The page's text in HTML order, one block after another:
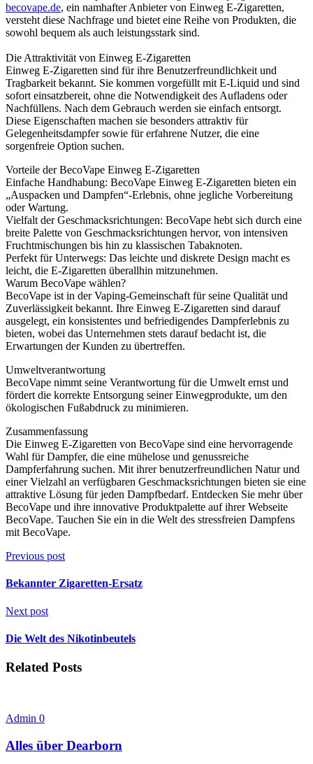
becovape.de, ein namhafter Anbieter von Einweg E-Zigaretten,
versteht diese Nachfrage und bietet eine Reihe von Produkten, die
sowohl bequem als auch leistungsstark sind.
Die Attraktivität von Einweg E-Zigaretten
Einweg E-Zigaretten sind für ihre Benutzerfreundlichkeit und
Tragbarkeit bekannt. Sie kommen vorgefüllt mit E-Liquid und sind
sofort einsatzbereit, ohne die Notwendigkeit des Aufladens oder
Nachfüllens. Nach dem Gebrauch werden sie einfach entsorgt.
Diese Eigenschaften machen sie besonders attraktiv für
Gelegenheitsdampfer sowie für erfahrene Nutzer, die eine
sorgenfreie Option suchen.
Vorteile der BecoVape Einweg E-Zigaretten
Einfache Handhabung: BecoVape Einweg E-Zigaretten bieten ein
„Auspacken und Dampfen“-Erlebnis, ohne jegliche Vorbereitung
oder Wartung.
Vielfalt der Geschmacksrichtungen: BecoVape hebt sich durch eine
breite Palette von Geschmacksrichtungen hervor, von intensiven
Fruchtmischungen bis hin zu klassischen Tabaknoten.
Perfekt für Unterwegs: Das leichte und diskrete Design macht es
leicht, die E-Zigaretten überallhin mitzunehmen.
Warum BecoVape wählen?
BecoVape ist in der Vaping-Gemeinschaft für seine Qualität und
Zuverlässigkeit bekannt. Ihre Einweg E-Zigaretten sind darauf
ausgelegt, ein konsistentes und befriedigendes Dampferlebnis zu
bieten, wobei das Unternehmen stets darauf bedacht ist, die
Erwartungen der Kunden zu übertreffen.
Umweltverantwortung
BecoVape nimmt seine Verantwortung für die Umwelt ernst und
fördert die korrekte Entsorgung seiner Einwegprodukte, um den
ökologischen Fußabdruck zu minimieren.
Zusammenfassung
Die Einweg E-Zigaretten von BecoVape sind eine hervorragende
Wahl für Dampfer, die eine mühelose und genussreiche
Dampferfahrung suchen. Mit ihrer benutzerfreundlichen Natur und
einer Vielzahl an verfügbaren Geschmacksrichtungen bieten sie eine
attraktive Lösung für jeden Dampfbedarf. Entdecken Sie mehr über
BecoVape und ihre innovative Produktpalette auf ihrer Webseite
BecoVape. Tauchen Sie ein in die Welt des stressfreien Dampfens
mit BecoVape.
Previous post
Bekannter Zigaretten-Ersatz
Next post
Die Welt des Nikotinbeutels
Related Posts
Admin 0
Alles über Dearborn